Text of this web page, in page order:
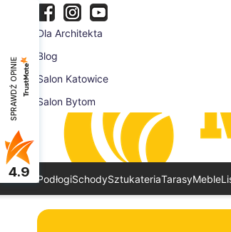
Dla Architekta
Blog
Salon Katowice
Salon Bytom
PodłogiSchodySztukateriaTarasyMeble
SPRAWDŹ OPINIE
4.9